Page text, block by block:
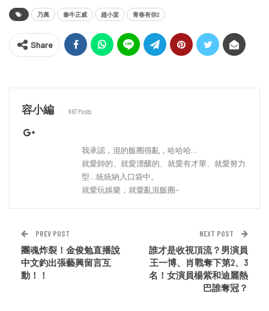
乃萬 秦牛正威 趙小棠 青春有你2
Share
容小編 967 Posts
我承認，混的飯圈很亂，哈哈哈…
就愛帥的、就愛漂釀的、就愛有才華、就愛努力
型…統統納入口袋中。
就愛玩娛樂，就愛亂混飯圈~
PREV POST
團魂炸裂！金俊勉直播說
中文釣出張藝興留言互
動！！
NEXT POST
誰才是收視頂流？男演員
王一博、肖戰奪下第2、3
名！女演員楊紫和迪麗熱
巴誰奪冠？